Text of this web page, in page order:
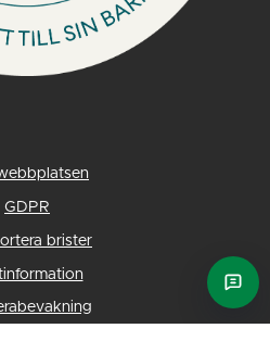
GDPR
brister
Ask